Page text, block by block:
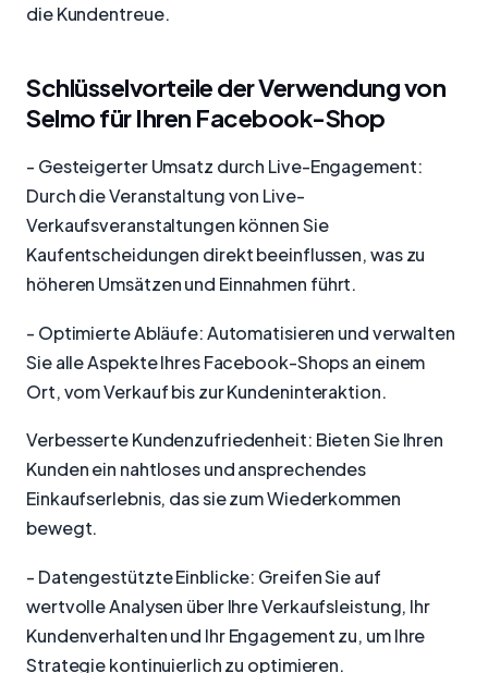
die Kundentreue.
Schlüsselvorteile der Verwendung von
Selmo für Ihren Facebook-Shop
- Gesteigerter Umsatz durch Live-Engagement:
Durch die Veranstaltung von Live-
Verkaufsveranstaltungen können Sie
Kaufentscheidungen direkt beeinflussen, was zu
höheren Umsätzen und Einnahmen führt.
- Optimierte Abläufe: Automatisieren und verwalten
Sie alle Aspekte Ihres Facebook-Shops an einem
Ort, vom Verkauf bis zur Kundeninteraktion.
Verbesserte Kundenzufriedenheit: Bieten Sie Ihren
Kunden ein nahtloses und ansprechendes
Einkaufserlebnis, das sie zum Wiederkommen
bewegt.
- Datengestützte Einblicke: Greifen Sie auf
wertvolle Analysen über Ihre Verkaufsleistung, Ihr
Kundenverhalten und Ihr Engagement zu, um Ihre
Strategie kontinuierlich zu optimieren.